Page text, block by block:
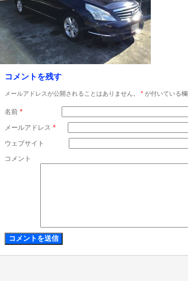
コメントを残す
メールアドレスが公開されることはありません。 *が付いている
名前 *
メールアドレス *
ウェブサイト
コメント